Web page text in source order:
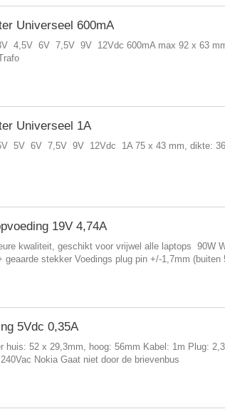
Universeel 600mA
4,5V 6V 7,5V 9V 12Vdc 600mA max 92 x 63
Universeel 1A
5V 6V 7,5V 9V 12Vdc 1A 75 x 43 mm, dikte:
19V 4,74A
kwaliteit, geschikt voor vrijwel alle laptops 90W
geaarde stekker Voedings plug pin +/-1,7mm (buiten
5Vdc 0,35A
huis: 52 x 29,3mm, hoog: 56mm Kabel: 1m Plug:
Nokia Gaat niet door de brievenbus